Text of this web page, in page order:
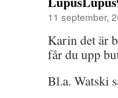
11 september,
Karin det är
får du upp
Bl.a. Watski